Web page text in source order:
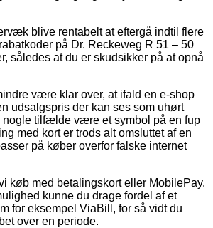
blive rentabelt at eftergå indtil flere
på Dr. Reckeweg R 51 – 50
således at du er skudsikker på at opnå
være klar over, at ifald en e-shop
udsalgspris der kan ses som uhørt
nogle tilfælde være et symbol på en fup
med kort er trods alt omsluttet af en
på køber overfor falske internet
køb med betalingskort eller MobilePay.
kunne du drage fordel af et
for eksempel ViaBill, for så vidt du
over en periode.